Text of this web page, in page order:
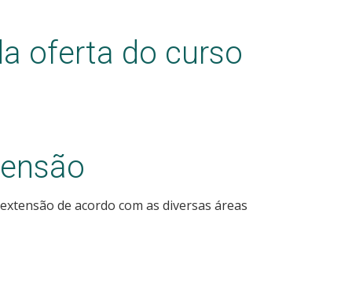
oferta do curso
de acordo com as diversas áreas